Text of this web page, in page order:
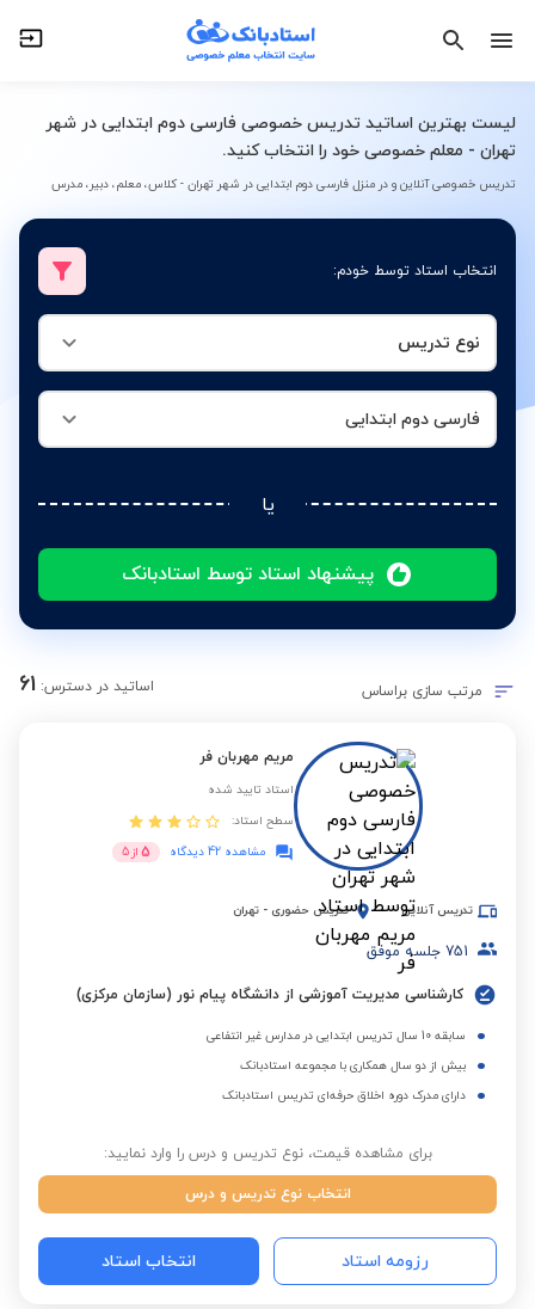
لیست بهترین اساتید تدریس خصوصی فارسی دوم ابتدایی در شهر
تهران - معلم خصوصی خود را انتخاب کنید.
تدریس خصوصی آنلاین و در منزل فارسی دوم ابتدایی در شهر تهران - کلاس، معلم، دبیر، مدرس
انتخاب استاد توسط خودم:
نوع تدریس
فارسی دوم ابتدایی
یا
پیشنهاد استاد توسط استادبانک
فارسی دوم ابتدایی
مرتب سازی براساس اساتید در دسترس: 61
مریم مهربان فر
استاد تایید شده
سطح استاد:
مشاهده 42 دیدگاه
5 از 5
تدریس آنلاین تدریس حضوری - تهران
751 جلسه موفق
کارشناسی مدیریت آموزشی از دانشگاه پیام نور (سازمان مرکزی)
سابقه 10 سال تدریس ابتدایی در مدارس غیر انتفاعی
بیش از دو سال همکاری با مجموعه استادبانک
دارای مدرک دوره اخلاق حرفه‌ای تدریس استادبانک
برای مشاهده قیمت، نوع تدریس و درس را وارد نمایید:
انتخاب نوع تدریس و درس
رزومه استاد انتخاب استاد